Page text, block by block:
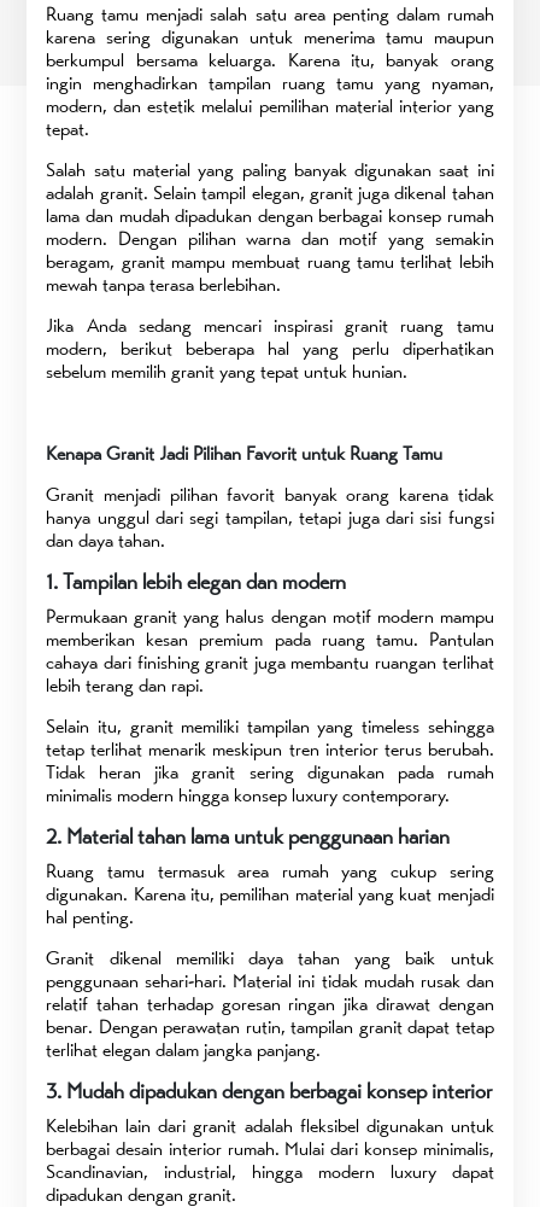
Ruang tamu menjadi salah satu area penting dalam rumah
karena sering digunakan untuk menerima tamu maupun
berkumpul bersama keluarga. Karena itu, banyak orang
ingin menghadirkan tampilan ruang tamu yang nyaman,
modern, dan estetik melalui pemilihan material interior yang
tepat.
Salah satu material yang paling banyak digunakan saat ini
adalah granit. Selain tampil elegan, granit juga dikenal tahan
lama dan mudah dipadukan dengan berbagai konsep rumah
modern. Dengan pilihan warna dan motif yang semakin
beragam, granit mampu membuat ruang tamu terlihat lebih
mewah tanpa terasa berlebihan.
Jika Anda sedang mencari inspirasi granit ruang tamu
modern, berikut beberapa hal yang perlu diperhatikan
sebelum memilih granit yang tepat untuk hunian.
Kenapa Granit Jadi Pilihan Favorit untuk Ruang Tamu
Granit menjadi pilihan favorit banyak orang karena tidak
hanya unggul dari segi tampilan, tetapi juga dari sisi fungsi
dan daya tahan.
1. Tampilan lebih elegan dan modern
Permukaan granit yang halus dengan motif modern mampu
memberikan kesan premium pada ruang tamu. Pantulan
cahaya dari finishing granit juga membantu ruangan terlihat
lebih terang dan rapi.
Selain itu, granit memiliki tampilan yang timeless sehingga
tetap terlihat menarik meskipun tren interior terus berubah.
Tidak heran jika granit sering digunakan pada rumah
minimalis modern hingga konsep luxury contemporary.
2. Material tahan lama untuk penggunaan harian
Ruang tamu termasuk area rumah yang cukup sering
digunakan. Karena itu, pemilihan material yang kuat menjadi
hal penting.
Granit dikenal memiliki daya tahan yang baik untuk
penggunaan sehari-hari. Material ini tidak mudah rusak dan
relatif tahan terhadap goresan ringan jika dirawat dengan
benar. Dengan perawatan rutin, tampilan granit dapat tetap
terlihat elegan dalam jangka panjang.
3. Mudah dipadukan dengan berbagai konsep interior
Kelebihan lain dari granit adalah fleksibel digunakan untuk
berbagai desain interior rumah. Mulai dari konsep minimalis,
Scandinavian, industrial, hingga modern luxury dapat
dipadukan dengan granit.